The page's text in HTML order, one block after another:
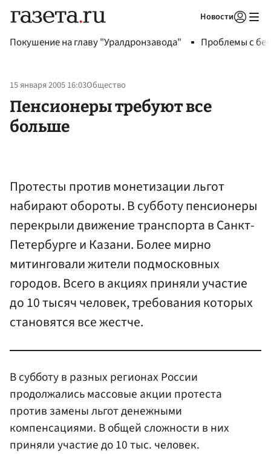
Новости
Покушение на главу "Уралдронзавода" Проблемы с
15 января 2005 16:03Общество
Пенсионеры требуют все
больше
Протесты против монетизации льгот
набирают обороты. В субботу пенсионеры
перекрыли движение транспорта в Санкт-
Петербурге и Казани. Более мирно
митинговали жители подмосковных
городов. Всего в акциях приняли участие
до 10 тысяч человек, требования которых
становятся все жестче.
В субботу в разных регионах России
продолжались массовые акции протеста
против замены льгот денежными
компенсациями. В общей сложности в них
приняли участие до 10 тыс. человек.